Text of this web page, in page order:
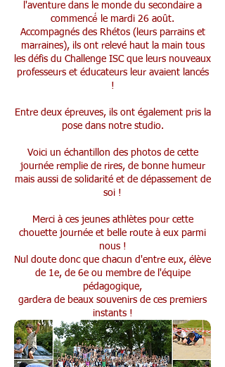
l'aventure dans le monde du secondaire a
commencé́ le mardi 26 août.
Accompagnés des Rhétos (leurs parrains et
marraines), ils ont relevé haut la main tous
les défis du Challenge ISC que leurs nouveaux
professeurs et éducateurs leur avaient lancés
!
Entre deux épreuves, ils ont également pris la
pose dans notre studio.
Voici un échantillon des photos de cette
journée remplie de rires, de bonne humeur
mais aussi de solidarité et de dépassement de
soi !
Merci à ces jeunes athlètes pour cette
chouette journée et belle route à eux parmi
nous !
Nul doute donc que chacun d'entre eux, élève
de 1e, de 6e ou membre de l'équipe
pédagogique,
gardera de beaux souvenirs de ces premiers
instants !